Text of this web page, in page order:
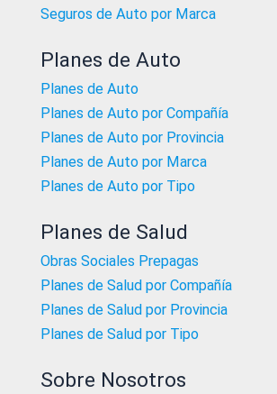
Seguros de Auto por Marca
Planes de Auto
Planes de Auto
Planes de Auto por Compañía
Planes de Auto por Provincia
Planes de Auto por Marca
Planes de Auto por Tipo
Planes de Salud
Obras Sociales Prepagas
Planes de Salud por Compañía
Planes de Salud por Provincia
Planes de Salud por Tipo
Sobre Nosotros